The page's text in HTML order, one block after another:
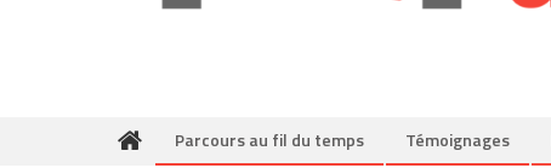
Parcours au fil du temps Témoignages